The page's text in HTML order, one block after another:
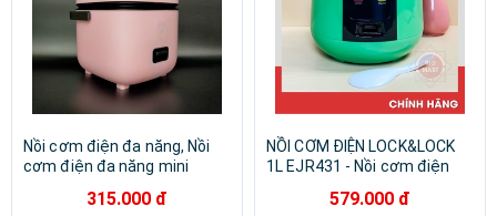
Nồi cơm điện đa năng, Nồi
cơm điện đa năng mini
315.000 đ
NỒI CƠM ĐIỆN LOCK&LOCK
1L EJR431 - Nồi cơm điện
Lock&lock579.000 đ